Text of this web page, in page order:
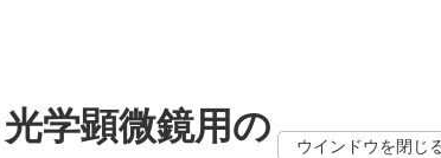
学顕微鏡用の
ウインドウを閉じ